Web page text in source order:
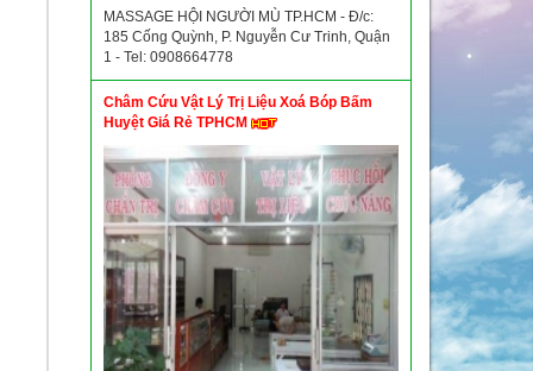
MASSAGE HỘI NGƯỜI MÙ TP.HCM - Đ/c:
185 Cống Quỳnh, P. Nguyễn Cư Trinh, Quận
1 - Tel: 0908664778
Châm Cứu Vật Lý Trị Liệu Xoá Bóp Bấm
Huyệt Giá Rẻ TPHCM